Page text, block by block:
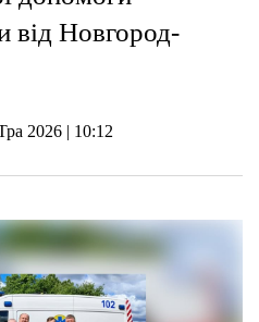
від Новгород-
2026 | 10:12